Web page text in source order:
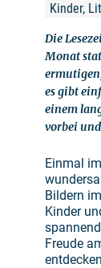
Kinder,
Die
Monat
es gibt
einem
vorbei
Einmal
Bildern
Kinder
Freude